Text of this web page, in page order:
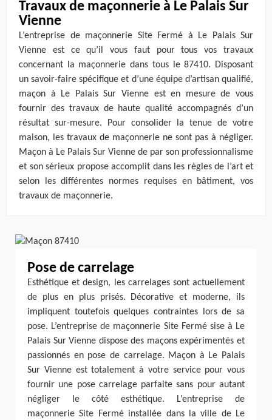
Travaux de maçonnerie à Le Palais Sur
Vienne
L’entreprise de maçonnerie Site Fermé à Le Palais Sur
Vienne est ce qu’il vous faut pour tous vos travaux
concernant la maçonnerie dans tous le 87410. Disposant
un savoir-faire spécifique et d’une équipe d’artisan qualifié,
maçon à Le Palais Sur Vienne est en mesure de vous
fournir des travaux de haute qualité accompagnés d’un
résultat sur-mesure. Pour consolider la tenue de votre
maison, les travaux de maçonnerie ne sont pas à négliger.
Maçon à Le Palais Sur Vienne de par son professionnalisme
et son sérieux propose accomplit dans les règles de l’art et
selon les différentes normes requises en bâtiment, vos
travaux de maçonnerie.
Pose de carrelage
Esthétique et design, les carrelages sont actuellement
de plus en plus prisés. Décorative et moderne, ils
impliquent toutefois quelques contraintes lors de sa
pose. L’entreprise de maçonnerie Site Fermé sise à Le
Palais Sur Vienne dispose des maçons expérimentés et
passionnés en pose de carrelage. Maçon à Le Palais
Sur Vienne est totalement à votre service pour vous
fournir une pose carrelage parfaite sans pour autant
négliger le côté esthétique. L’entreprise de
maçonnerie Site Fermé installée dans la ville de Le